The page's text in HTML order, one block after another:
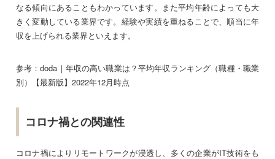
なる傾向にあることもわかっています。また平均年齢によっても大
きく変動している業界です。経験や実績を重ねることで、順当に年
収を上げられる業界といえます。
参考：doda｜年収の高い職業は？平均年収ランキング（職種・職業
別）【最新版】2022年12月時点
コロナ禍との関連性
コロナ禍によりリモートワークが浸透し、多くの企業がIT技術をも